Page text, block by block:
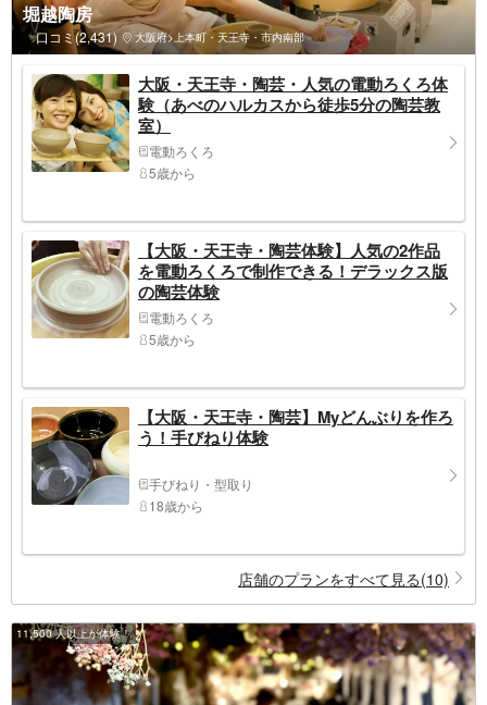
堀越陶房
口コミ(2,431) 大阪府>上本町・天王寺・市内南部
大阪・天王寺・陶芸・人気の電動ろくろ体
験（あべのハルカスから徒歩5分の陶芸教
室）
電動ろくろ
5歳から
【大阪・天王寺・陶芸体験】人気の2作品
を電動ろくろで制作できる！デラックス版
の陶芸体験
電動ろくろ
5歳から
【大阪・天王寺・陶芸】Myどんぶりを作ろ
う！手びねり体験
手びねり・型取り
18歳から
店舗のプランをすべて見る(10)
11,500 人以上が体験！